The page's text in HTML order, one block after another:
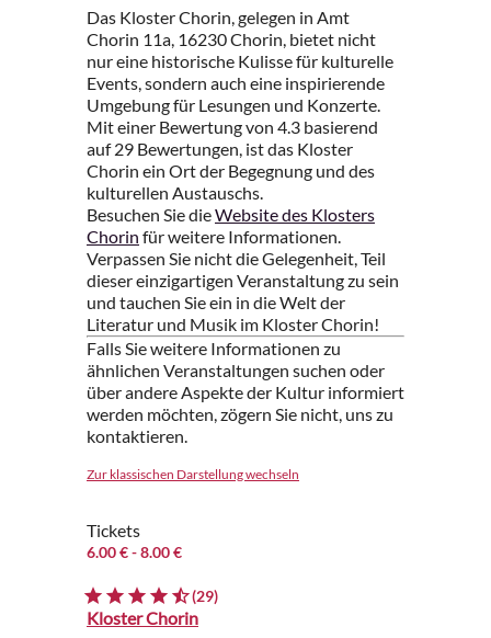
Das Kloster Chorin, gelegen in Amt
Chorin 11a, 16230 Chorin, bietet nicht
nur eine historische Kulisse für kulturelle
Events, sondern auch eine inspirierende
Umgebung für Lesungen und Konzerte.
Mit einer Bewertung von 4.3 basierend
auf 29 Bewertungen, ist das Kloster
Chorin ein Ort der Begegnung und des
kulturellen Austauschs.
Besuchen Sie dieWebsite des Klosters
Chorin für weitere Informationen.
Verpassen Sie nicht die Gelegenheit, Teil
dieser einzigartigen Veranstaltung zu sein
und tauchen Sie ein in die Welt der
Literatur und Musik im Kloster Chorin!
Falls Sie weitere Informationen zu
ähnlichen Veranstaltungen suchen oder
über andere Aspekte der Kultur informiert
werden möchten, zögern Sie nicht, uns zu
kontaktieren.
Zur klassischen Darstellung wechseln
Tickets
6.00 €- 8.00 €
(29)
Kloster Chorin